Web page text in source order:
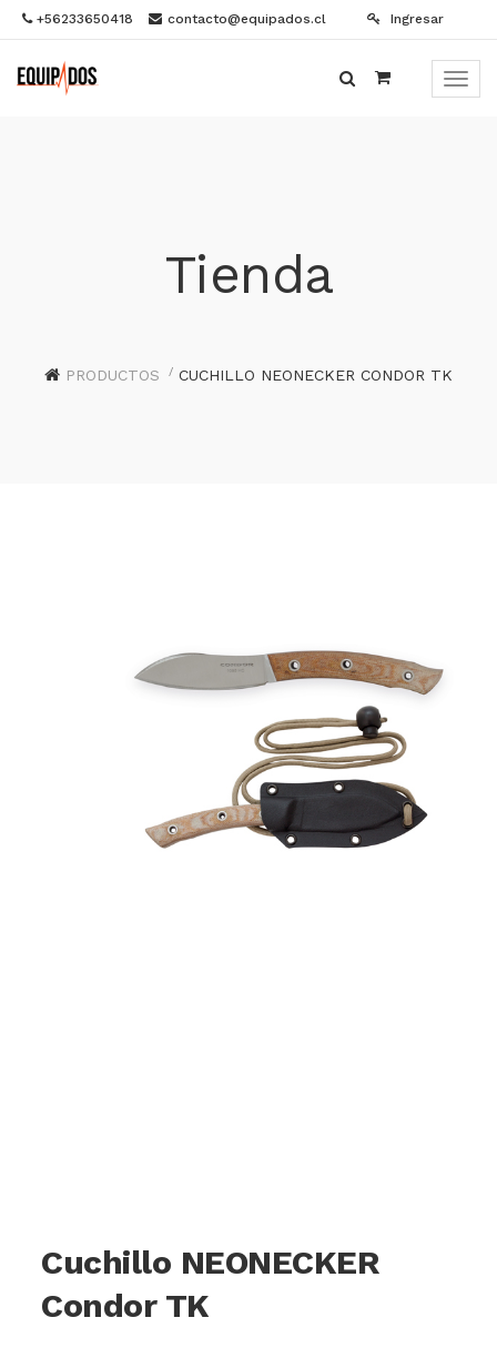
+56233650418 contacto@equipados.cl Ingresar
Menú
Tienda
PRODUCTOS CUCHILLO NEONECKER CONDOR TK
Cuchillo NEONECKER
Condor TK